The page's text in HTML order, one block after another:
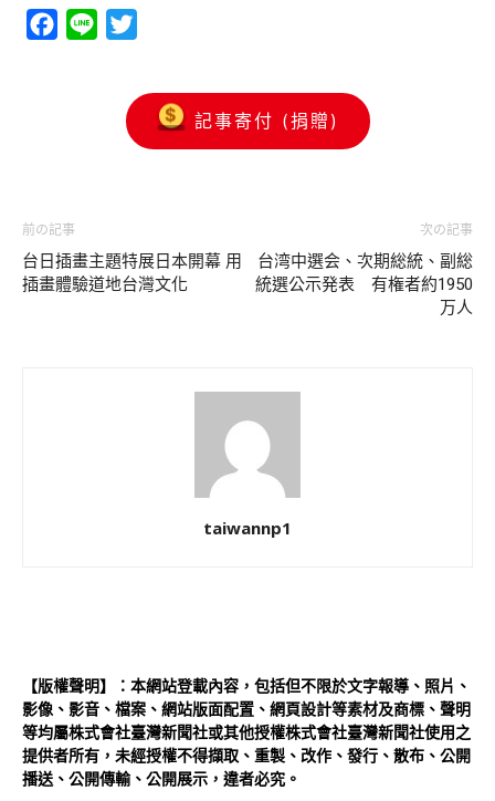
Facebook
Line
記事寄付 (捐贈)
前の記事
台日插畫主題特展日本開幕 用
插畫體驗道地台灣文化
次の記事
台湾中選会、次期総統、副総
統選公示発表 有権者約1950
万人
taiwannp1
【版權聲明】：本網站登載內容，包括但不限於文字報導、照片、
影像、影音、檔案、網站版面配置、網頁設計等素材及商標、聲明
等均屬株式會社臺灣新聞社或其他授權株式會社臺灣新聞社使用之
提供者所有，未經授權不得擷取、重製、改作、發行、散布、公開
播送、公開傳輸、公開展示，違者必究。